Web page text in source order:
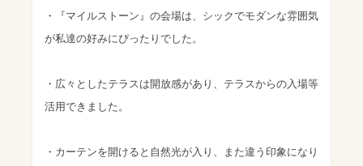
・『マイルストーン』の会場は、シックでモダンな雰囲気
が私達の好みにぴったりでした。
・広々としたテラスは開放感があり、テラスからの入場等
活用できました。
・カーテンを開けると自然光が入り、また違う印象になり